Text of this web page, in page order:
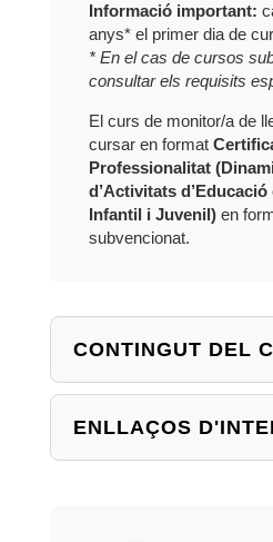
Informació important:
anys* el primer dia de
* En el cas de cursos
consultar els requisits
El curs de monitor/a de
cursar en format
Professionalitat
d’Activitats
Infantil i Juvenil)en
subvencionat.
CONTINGUT DEL
ENLLAÇOS